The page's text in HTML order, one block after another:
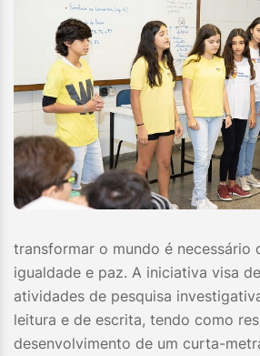
transformar o mundo é necessário
igualdade e paz. A iniciativa visa
atividades de pesquisa
leitura e de escrita, tendo como
desenvolvimento de um curta-